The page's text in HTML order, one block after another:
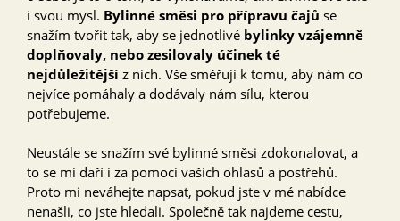
i svou mysl. Bylinné směsi pro přípravu čajů se
snažím tvořit tak, aby se jednotlivé bylinky vzájemně
doplňovaly, nebo zesilovaly účinek té
nejdůležitější z nich. Vše směřuji k tomu, aby nám co
nejvíce pomáhaly a dodávaly nám sílu, kterou
potřebujeme.
Neustále se snažím své bylinné směsi zdokonalovat, a
to se mi daří i za pomoci vašich ohlasů a postřehů.
Proto mi neváhejte napsat, pokud jste v mé nabídce
nenašli, co jste hledali. Společně tak najdeme cestu,